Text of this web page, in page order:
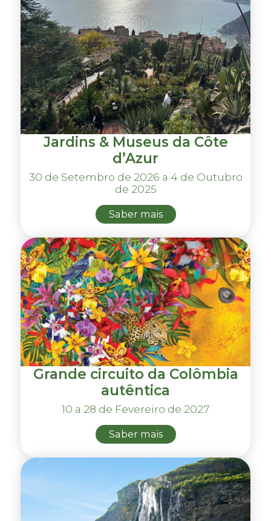
Jardins & Museus da Côte
d’Azur
30 de Setembro de 2026 a 4 de Outubro
de 2025
Saber mais
Grande circuito da Colômbia
autêntica
10 a 28 de Fevereiro de 2027
Saber mais